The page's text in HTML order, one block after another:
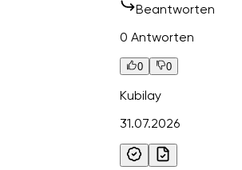
Beantworten
0 Antworten
0 0
Kubilay
31.07.2026